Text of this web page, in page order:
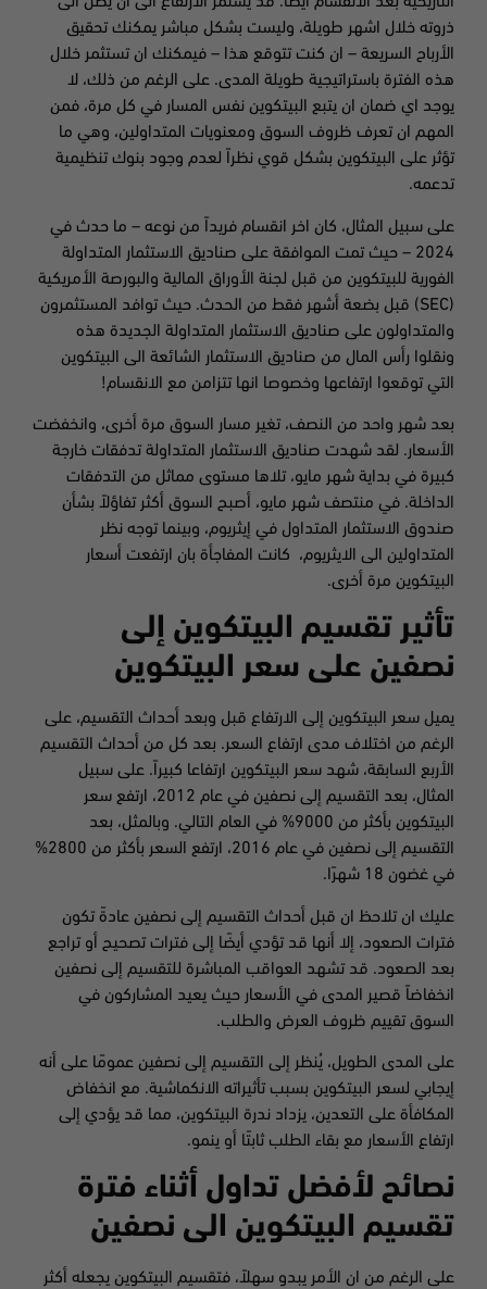
ذروته خلال اشهر طويلة، وليست بشكل مباشر يمكنك تحقيق
الأرباح السريعة – ان كنت تتوقع هذا – فيمكنك ان تستثمر خلال
هذه الفترة باستراتيجية طويلة المدى. على الرغم من ذلك، لا
يوجد اي ضمان ان يتبع البيتكوين نفس المسار في كل مرة، فمن
المهم ان تعرف ظروف السوق ومعنويات المتداولين، وهي ما
تؤثر على البيتكوين بشكل قوي نظراً لعدم وجود بنوك تنظيمية
تدعمه.
على سبيل المثال، كان اخر انقسام فريداً من نوعه – ما حدث في
2024 – حيث تمت الموافقة على صناديق الاستثمار المتداولة
الفورية للبيتكوين من قبل لجنة الأوراق المالية والبورصة الأمريكية
(SEC) قبل بضعة أشهر فقط من الحدث. حيث توافد المستثمرون
والمتداولون على صناديق الاستثمار المتداولة الجديدة هذه
ونقلوا رأس المال من صناديق الاستثمار الشائعة الى البيتكوين
التي توقعوا ارتفاعها وخصوصا انها تتزامن مع الانقسام!
بعد شهر واحد من النصف، تغير مسار السوق مرة أخرى، وانخفضت
الأسعار. لقد شهدت صناديق الاستثمار المتداولة تدفقات خارجة
كبيرة في بداية شهر مايو، تلاها مستوى مماثل من التدفقات
الداخلة. في منتصف شهر مايو، أصبح السوق أكثر تفاؤلاً بشأن
صندوق الاستثمار المتداول في إيثريوم، وبينما توجه نظر
المتداولين الى الايثريوم، كانت المفاجأة بان ارتفعت أسعار
البيتكوين مرة أخرى.
تأثير تقسيم البيتكوين إلى
نصفين على سعر البيتكوين
يميل سعر البيتكوين إلى الارتفاع قبل وبعد أحداث التقسيم، على
الرغم من اختلاف مدى ارتفاع السعر. بعد كل من أحداث التقسيم
الأربع السابقة، شهد سعر البيتكوين ارتفاعا كبيراً. على سبيل
المثال، بعد التقسيم إلى نصفين في عام 2012، ارتفع سعر
البيتكوين بأكثر من 9000% في العام التالي. وبالمثل، بعد
التقسيم إلى نصفين في عام 2016، ارتفع السعر بأكثر من 2800%
في غضون 18 شهرًا.
عليك ان تلاحظ ان قبل أحداث التقسيم إلى نصفين عادةً تكون
فترات الصعود، إلا أنها قد تؤدي أيضًا إلى فترات تصحيح أو تراجع
بعد الصعود. قد تشهد العواقب المباشرة للتقسيم إلى نصفين
انخفاضاً قصير المدى في الأسعار حيث يعيد المشاركون في
السوق تقييم ظروف العرض والطلب.
على المدى الطويل، يُنظر إلى التقسيم إلى نصفين عمومًا على أنه
إيجابي لسعر البيتكوين بسبب تأثيراته الانكماشية. مع انخفاض
المكافأة على التعدين، يزداد ندرة البيتكوين، مما قد يؤدي إلى
ارتفاع الأسعار مع بقاء الطلب ثابتًا أو ينمو.
نصائح لأفضل تداول أثناء فترة
تقسيم البيتكوين الى نصفين
على الرغم من ان الأمر يبدو سهلاً، فتقسيم البيتكوين يجعله أكثر